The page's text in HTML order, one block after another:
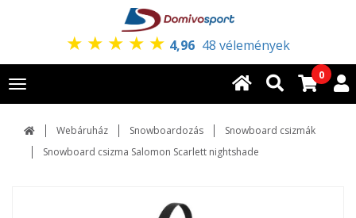
★ ★ ★ ★ ★ 4,96 48 vélemények
Toggle
navigation
0
Webáruház Snowboardozás
Snowboard csizmák
Snowboard csizma Salomon Scarlett nightshade